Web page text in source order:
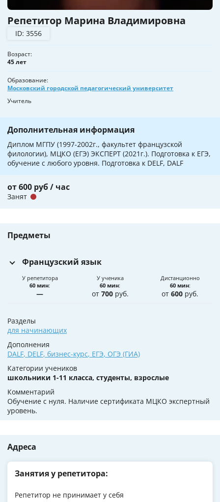
Репетитор Марина Владимировна
ID: 3556
Возраст
45 лет
Образование
Московский городской педагогический университет
Учитель
Дополнительная информация
Диплом МГПУ (1997-2002г., факультет французской
филологии), МЦКО (ЕГЭ) ЭКСПЕРТ (2021г.). Подготовка к ЕГЭ,
обучение с любого уровня. Подготовка к DELF, DALF
от 600 руб / час
Занят
Предметы
Французский язык
У репетитора
60 мин:
—
У ученика
60 мин:
от 700руб.
Дистанционно
60 мин:
от600 руб.
Разделы
для начинающих
Дополнения
DALF, DELF, бизнес-курс, ЕГЭ, ОГЭ (ГИА)
Категории учеников
школьники 1-11 класса, студенты, взрослые
Комментарий
Обучение с нуля. Наличие сертификата МЦКО экспертный
уровень.
Адреса
Занятия у репетитора:
Репетитор не принимает у себя